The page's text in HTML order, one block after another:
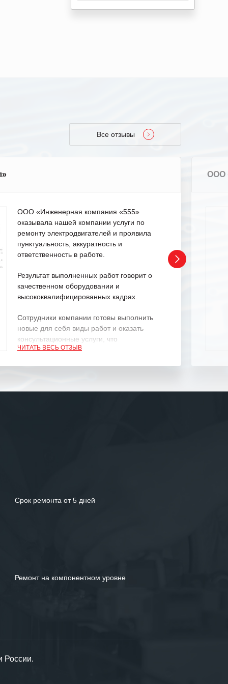
Все отзывы
ООО «Инженерная компания «555»
оказывала нашей компании услуги по
ремонту электродвигателей и проявила
пунктуальность, аккуратность и
ответственность в работе.
Результат выполненных работ говорит о
качественном оборудовании и
высококвалифицированных кадрах.
Сотрудники компании готовы выполнить
новые для себя виды работ и оказать
консультационные услуги, что
характеризует их как профессионалов
ответственного и надежного поставщика
ЧИТАТЬ ВЕСЬ ОТЗЫВ
ООО
Срок ремонта от 5 дней
Ремонт на компонентном уровне
России.